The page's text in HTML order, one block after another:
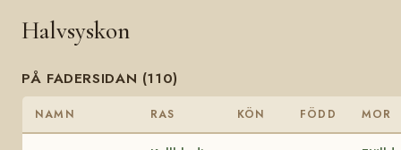
Halvsyskon
PÅ FADERSIDAN (110)
NAMN RAS KÖN FÖDD MOR